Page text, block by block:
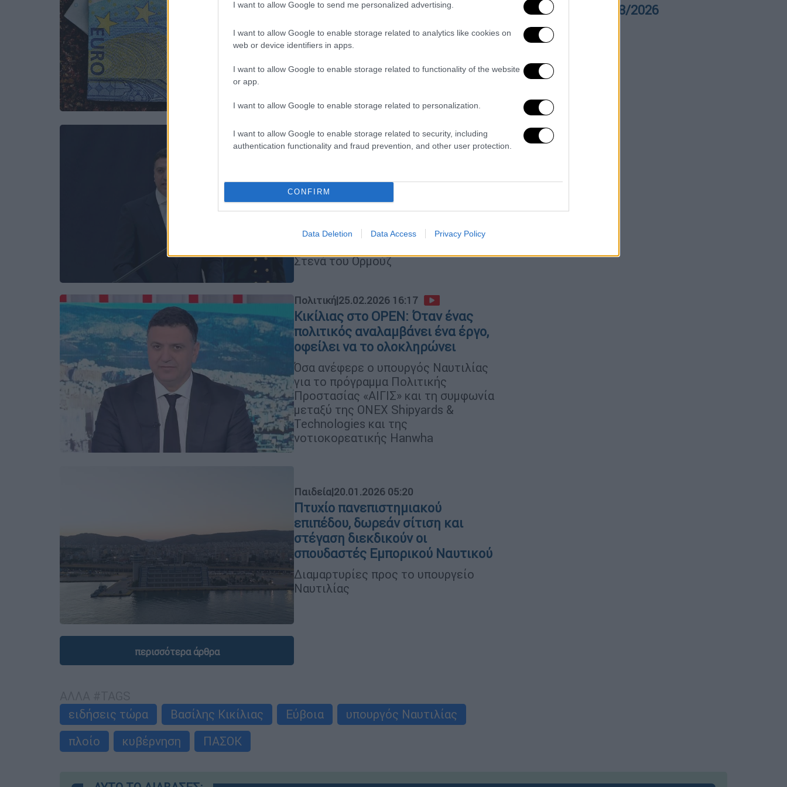
I want to allow Google to send me personalized advertising.
I want to allow Google to enable storage related to analytics like cookies on
web or device identifiers in apps.
I want to allow Google to enable storage related to functionality of the website
or app.
I want to allow Google to enable storage related to personalization.
I want to allow Google to enable storage related to security, including
authentication functionality and fraud prevention, and other user protection.
CONFIRM
Data Deletion Data Access Privacy Policy
ποσό
«Στόχος είναι η ουσιαστική στήριξη
των ναυτικών που βρίσκονται εκτός
ναυτολόγησης και η αναγνώριση της
συμβολής τους στη δύναμη της
Πολιτική|01.03.2026 17:06
Κικίλιας: Βρισκόμαστε σε
ετοιμότητα και συνεχή
επικοινωνία με τα ελληνικά πλοία
ενημερώσεις σχετικά με τις
Στενά του Ορμούζ
Πολιτική|25.02.2026 16:17
Κικίλιας στο OPEN: Όταν ένας
πολιτικός αναλαμβάνει ένα έργο,
οφείλει να το ολοκληρώνει
Όσα ανέφερε ο υπουργός Ναυτιλίας
για το πρόγραμμα Πολιτικής
Προστασίας «ΑΙΓΙΣ» και τη συμφωνία
μεταξύ της ONEX Shipyards &
Technologies και της
νοτιοκορεατικής Hanwha
Παιδεία|20.01.2026 05:20
Πτυχίο πανεπιστημιακού
επιπέδου, δωρεάν σίτιση και
στέγαση διεκδικούν οι
σπουδαστές Εμπορικού Ναυτικού
Διαμαρτυρίες προς το υπουργείο
Ναυτιλίας
περισσότερα άρθρα
ειδήσεις τώρα
Βασίλης Κικίλιας Εύβοια
υπουργός Ναυτιλίας
πλοίο
κυβέρνηση ΠΑΣΟΚ
Ώρα Ελλάδος 07/08/2026